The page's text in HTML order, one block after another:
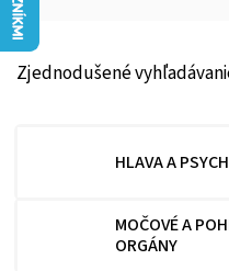
Zjednodušené
HLAVA A
MOČOVÉ A
ORGÁNY